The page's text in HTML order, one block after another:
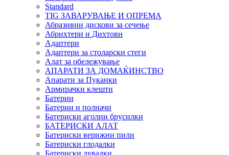
Standard
TIG ЗАВАРУВАЊЕ И ОПРЕМА
Абразивни дискови за сечење
Абрихтери и Дихтови
Адаптери
Адаптери за столарски стеги
Алат за обележување
АПАРАТИ ЗА ДОМАЌИНСТВО
Апарати за Пуканки
Армирачки клешти
Батерии
Батерии и полначи
Батериски аголни брусилки
БАТЕРИСКИ АЛАТ
Батериски верижни пили
Батериски глодалки
Батериски дувалки